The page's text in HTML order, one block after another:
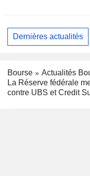
Dernières actualités
Bourse
Actualités
La Réserve fédérale
contre UBS et Credit